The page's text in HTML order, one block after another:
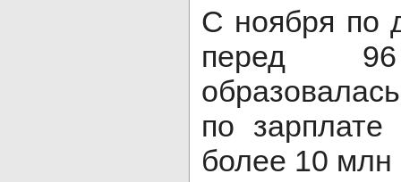
С ноября по
перед 96
по
более 10 млн